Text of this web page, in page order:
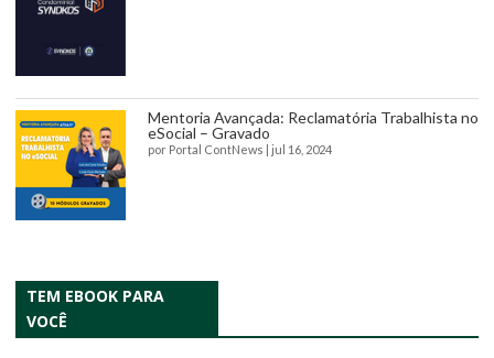
Mentoria Avançada: Reclamatória Trabalhista no
eSocial – Gravado
por Portal ContNews jul 16, 2024
TEM EBOOK PARA
VOCÊ